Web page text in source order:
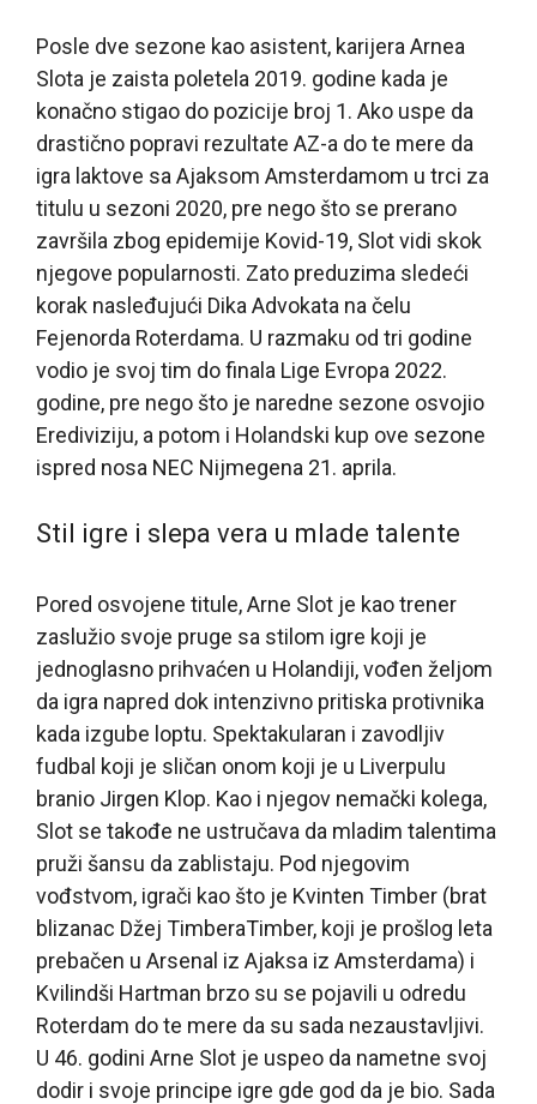
Posle dve sezone kao asistent, karijera Arnea
Slota je zaista poletela 2019. godine kada je
konačno stigao do pozicije broj 1. Ako uspe da
drastično popravi rezultate AZ-a do te mere da
igra laktove sa Ajaksom Amsterdamom u trci za
titulu u sezoni 2020, pre nego što se prerano
završila zbog epidemije Kovid-19, Slot vidi skok
njegove popularnosti. Zato preduzima sledeći
korak nasleđujući Dika Advokata na čelu
Fejenorda Roterdama. U razmaku od tri godine
vodio je svoj tim do finala Lige Evropa 2022.
godine, pre nego što je naredne sezone osvojio
Erediviziju, a potom i Holandski kup ove sezone
ispred nosa NEC Nijmegena 21. aprila.
Stil igre i slepa vera u mlade talente
Pored osvojene titule, Arne Slot je kao trener
zaslužio svoje pruge sa stilom igre koji je
jednoglasno prihvaćen u Holandiji, vođen željom
da igra napred dok intenzivno pritiska protivnika
kada izgube loptu. Spektakularan i zavodljiv
fudbal koji je sličan onom koji je u Liverpulu
branio Jirgen Klop. Kao i njegov nemački kolega,
Slot se takođe ne ustručava da mladim talentima
pruži šansu da zablistaju. Pod njegovim
vođstvom, igrači kao što je Kvinten Timber (brat
blizanac Džej TimberaTimber, koji je prošlog leta
prebačen u Arsenal iz Ajaksa iz Amsterdama) i
Kvilindši Hartman brzo su se pojavili u odredu
Roterdam do te mere da su sada nezaustavljivi.
U 46. godini Arne Slot je uspeo da nametne svoj
dodir i svoje principe igre gde god da je bio. Sada